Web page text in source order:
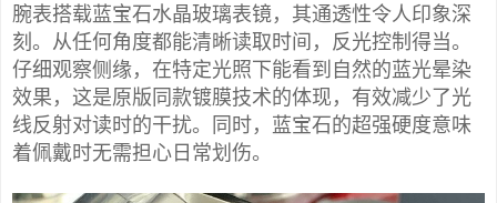
腕表搭载蓝宝石水晶玻璃表镜，其通透性令人印象深
刻。从任何角度都能清晰读取时间，反光控制得当。
仔细观察侧缘，在特定光照下能看到自然的蓝光晕染
效果，这是原版同款镀膜技术的体现，有效减少了光
线反射对读时的干扰。同时，蓝宝石的超强硬度意味
着佩戴时无需担心日常划伤。